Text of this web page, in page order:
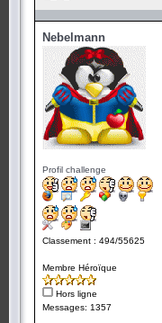
Nebelmann
Profil challenge
Classement : 494/55625
Membre Héroïque
Hors ligne
Messages: 1357